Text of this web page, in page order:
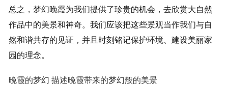
总之，梦幻晚霞为我们提供了珍贵的机会，去欣赏大自然
作品中的美景和神奇。我们应该把这些景观当作我们与自
然和谐共存的见证，并且时刻铭记保护环境、建设美丽家
园的理念。
晚霞的梦幻 描述晚霞带来的梦幻般的美景